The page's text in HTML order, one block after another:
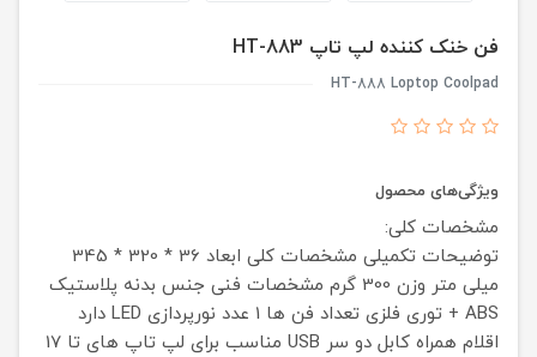
فن خنک کننده لپ تاپ HT-883
HT-888 Loptop Coolpad
ویژگی‌های محصول
مشخصات کلی:
توضیحات تکمیلی مشخصات کلی ابعاد
36 * 320 * 345
میلی متر وزن 300 گرم مشخصات فنی جنس بدنه پلاستیک
ABS + توری فلزی
تعداد فن ها 1 عدد نورپردازی LED
دارد
اقلام همراه کابل دو سر USB مناسب برای
لپ تاپ های تا 17